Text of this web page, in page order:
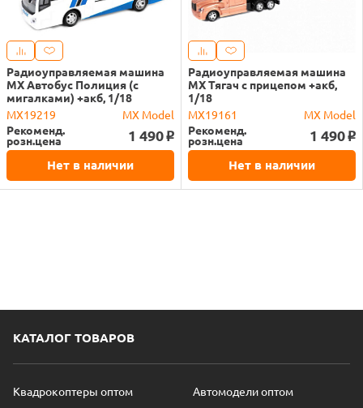
Радиоуправляемая машина
MX Автобус Полиция (с
мигалками) +акб, 1/18
MX19219
MX Model
Рекоменд.
розн.цена 1 490 o
Нет в наличии
Радиоуправляемая машина
MX Тягач с прицепом +акб,
1/18
MX19161
MX Model
Рекоменд.
розн.цена 1 490 o
Нет в наличии
КАТАЛОГ ТОВАРОВ
Квадрокоптеры оптом
Автомодели оптом